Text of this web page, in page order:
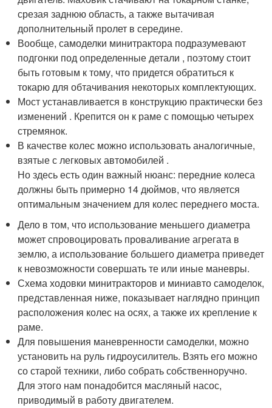
срезая заднюю область, а также вытачивая
дополнительный пролет в середине.
Вообще, самоделки минитрактора подразумевают
подгонки под определенные детали , поэтому стоит
быть готовым к тому, что придется обратиться к
токарю для обтачивания некоторых комплектующих.
Мост устанавливается в конструкцию практически без
изменений . Крепится он к раме с помощью четырех
стремянок.
В качестве колес можно использовать аналогичные,
взятые с легковых автомобилей .
Но здесь есть один важный нюанс: передние колеса
должны быть примерно 14 дюймов, что является
оптимальным значением для колес переднего моста.
Дело в том, что использование меньшего диаметра
может спровоцировать проваливание агрегата в
землю, а использование большего диаметра приведет
к невозможности совершать те или иные маневры.
Схема ходовки минитракторов и миниавто самоделок,
представленная ниже, показывает наглядно принцип
расположения колес на осях, а также их крепление к
раме.
Для повышения маневренности самоделки, можно
установить на руль гидроусилитель. Взять его можно
со старой техники, либо собрать собственноручно.
Для этого нам понадобится масляный насос,
приводимый в работу двигателем.